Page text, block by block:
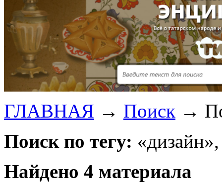
ГЛАВНАЯ → Поиск →
Поиск по тегу:
Найдено 4 материала